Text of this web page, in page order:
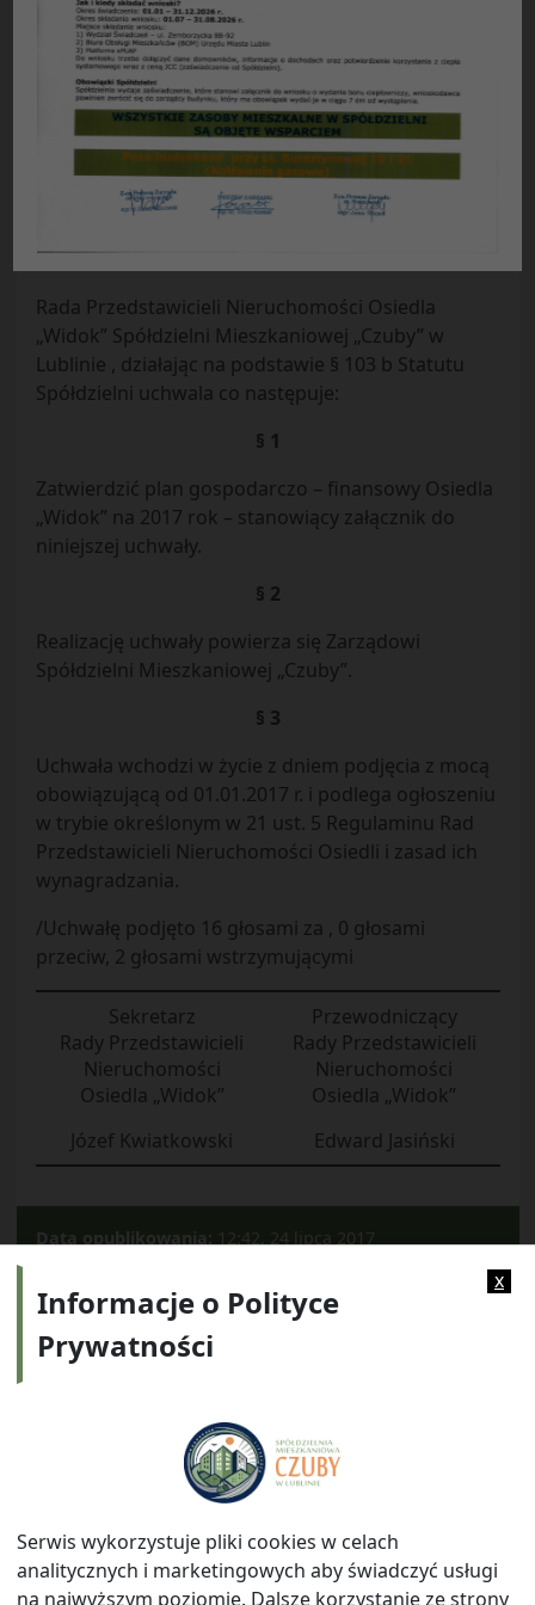
Uchwała Nr 13 /2016
Rady Przedstawicieli Nieruchomości Osiedla
„Widok”
Spółdzielni Mieszkaniowej „Czuby” w Lublinie
z dnia 18.07.2016 r.
finansowego Osiedla „Widok” na 2017 r.
Rada Przedstawicieli Nieruchomości Osiedla
„Widok” Spółdzielni Mieszkaniowej „Czuby” w
Lublinie , działając na podstawie § 103 b Statutu
Spółdzielni uchwala co następuje:
§ 1
Zatwierdzić plan gospodarczo – finansowy Osiedla
„Widok” na 2017 rok – stanowiący załącznik do
niniejszej uchwały.
§ 2
Realizację uchwały powierza się Zarządowi
Spółdzielni Mieszkaniowej „Czuby”.
§ 3
Uchwała wchodzi w życie z dniem podjęcia z mocą
obowiązującą od 01.01.2017 r. i podlega ogłoszeniu
w trybie określonym w 21 ust. 5 Regulaminu Rad
Przedstawicieli Nieruchomości Osiedli i zasad ich
wynagradzania.
/Uchwałę podjęto 16 głosami za , 0 głosami
przeciw, 2 głosami wstrzymującymi
Sekretarz
Rady Przedstawicieli
Nieruchomości
Osiedla „Widok”
Józef Kwiatkowski
Przewodniczący
Rady Przedstawicieli
Nieruchomości
Osiedla „Widok”
Edward Jasiński
Data opublikowania: 12:42, 24 lipca 2017
ul. Watykańska 6, 20-538 Lublin
Telefon: 814641700 E-mail: info@smczuby.pl
x
Informacje o Polityce
Prywatności
Serwis wykorzystuje pliki cookies w celach
analitycznych i marketingowych aby świadczyć usługi
na najwyższym poziomie. Dalsze korzystanie ze strony